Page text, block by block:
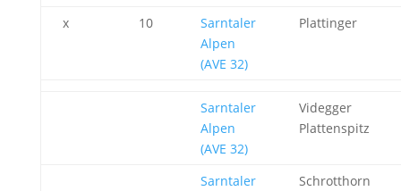
x 10
Sarntaler
Alpen
(AVE 32)
Plattinger
Sarntaler
Alpen
(AVE 32)
Videgger
Plattenspitz
Sarntaler
Schrotthorn